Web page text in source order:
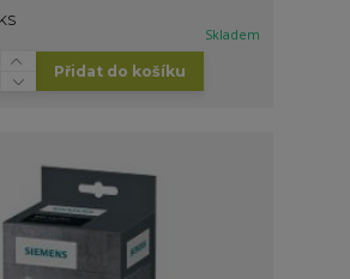
KS
Skladem
Přidat do košíku